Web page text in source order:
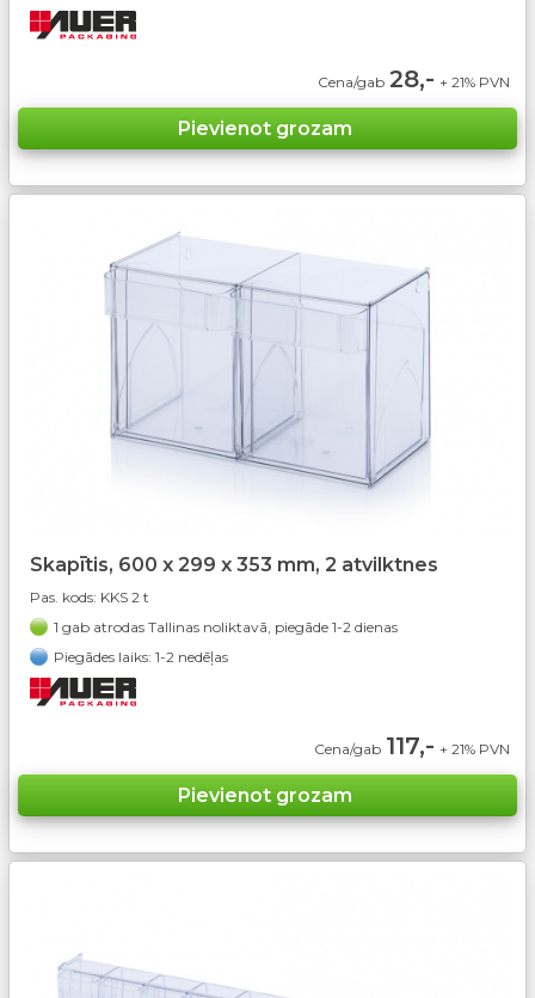
Cena/gab 28,- + 21% PVN
Skapītis, 600 x 299 x 353 mm, 2 atvilktnes
Pas. kods: KKS 2 t
1 gab atrodas Tallinas noliktavā, piegāde 1-2 dienas
Piegādes laiks: 1-2 nedēļas
Cena/gab 117,- + 21% PVN